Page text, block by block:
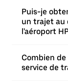
Puis-je
un trajet au
l'aéroport
Combien
service de